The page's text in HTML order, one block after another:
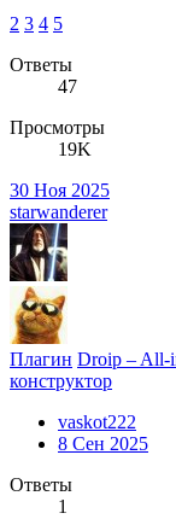
2 3 4 5
Ответы
47
Просмотры
19K
30 Ноя 2025
starwanderer
Плагин Droip – All-
конструктор
vaskot222
8 Сен 2025
Ответы
1